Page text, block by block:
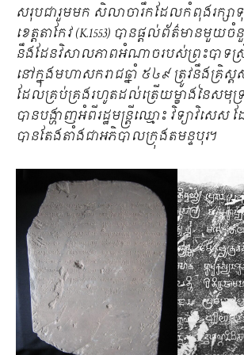
សរុបជារួមមក សិលាចារឹកដែលកំពុងរក្សាទុ
ខេត្តតាកែវ (K.1553) បានផ្តល់ព័ត៌មានមួយ
នឹងដែនវិសាលភាពអំណាចរបស់ព្រះបាទស្
នៅក្នុងមហាសករាជឆ្នាំ ៥៤៩ ត្រូវនឹងគ្រិស្
ដែលគ្រប់គ្រងរហូតដល់ត្រើយម្ខាងនៃសមុទ្
បានបង្ហាញអំពីរដ្ឋមន្រ្តីឈ្មោះ វិទ្យាវិសេស
បានតែងតាំងជាអភិបាលក្រុងតមន្ទបុរ។